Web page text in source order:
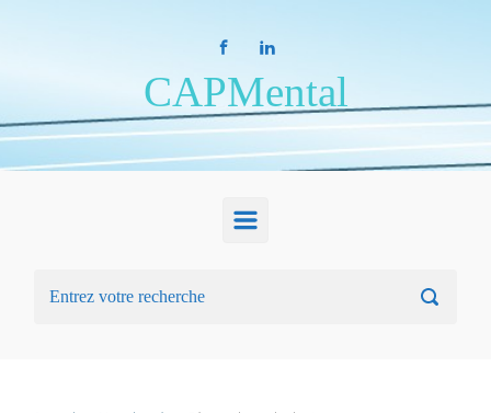
CAPMental